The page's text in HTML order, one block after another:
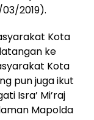
2019).
Kota
ke
Kota
pun juga ikut
Isra’ Mi’raj
Mapolda